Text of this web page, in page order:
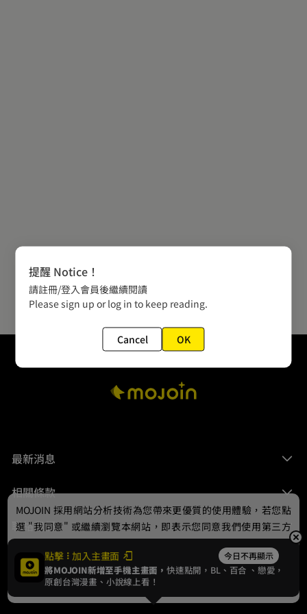
最新消息
相關條款
聯絡我們
© 2024 gamania Digital Entertainment Co., Ltd.
點擊 加入主畫面 今日不再顯示
將MOJOIN新增至手機主畫面，快速點開，BL、 百合 、戀愛，
原創台灣漫畫、小說線上看！
MOJOIN 採用網站分析技術為您帶來更優質的使用體驗，若您點
選 "我同意" 或繼續瀏覽本網站，即表示您同意我們使用第三方
Cookie，欲瞭解更多資訊請見隱私權政策。
我同意
提醒 Notice！
請註冊/登入會員後繼續閱讀
Please sign up or log in to keep reading.
Cancel OK